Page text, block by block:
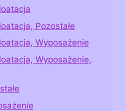
Pozostałe
Wyposażenie
Wyposażenie,